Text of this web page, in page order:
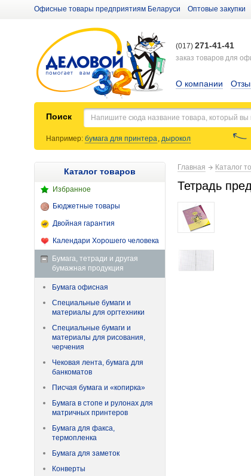
Офисные товары предприятиям Беларуси Оптовые закупки
(017) 271-41-41
заказ товаров для
О компании
Поиск
Например: бумага для принтера, дырокол
Каталог товаров
Избранное
Бюджетные товары
Двойная гарантия
Календари Хорошего человека
Бумага, тетради и другая
бумажная продукция
Бумага офисная
Специальные бумаги и
материалы для оргтехники
Специальные бумаги и
материалы для рисования,
черчения
Чековая лента, бумага для
банкоматов
Писчая бумага и «копирка»
Бумага в стопе и рулонах для
матричных принтеров
Бумага для факса,
термопленка
Бумага для заметок
Конверты
Главная Каталог
Тетрадь